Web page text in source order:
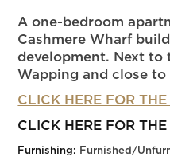
A one-bedroom
Cashmere Wharf
development. Next to
Wapping and close
CLICK HERE FOR
CLICK HERE FOR
Furnishing: Furnished/